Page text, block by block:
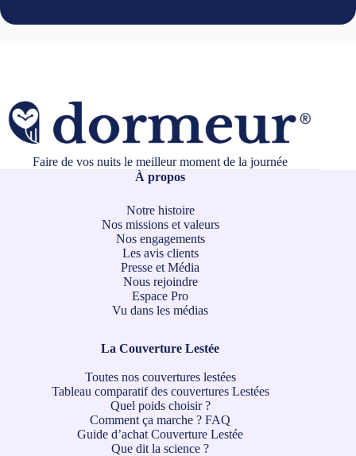
Faire de vos nuits le meilleur moment de la journée
À propos
Notre histoire
Nos missions et valeurs
Nos engagements
Les avis clients
Presse et Média
Nous rejoindre
Espace Pro
Vu dans les médias
La Couverture Lestée
Toutes nos couvertures lestées
Tableau comparatif des couvertures Lestées
Quel poids choisir ?
Comment ça marche ? FAQ
Guide d’achat Couverture Lestée
Que dit la science ?